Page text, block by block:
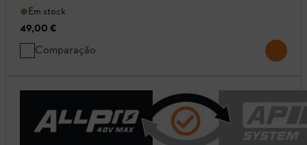
Em stock
49,00 €
Comparação